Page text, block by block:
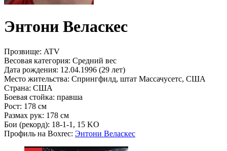
Энтони Веласкес
Прозвище: ATV
Весовая категория: Средний вес
Дата рождения: 12.04.1996 (29 лет)
Место жительства: Спрингфилд, штат Массачусетс, США
Страна: США
Боевая стойка: правша
Рост: 178 см
Размах рук: 178 см
Бои (рекорд): 18-1-1, 15 KO
Профиль на Boxrec: Энтони Веласкес